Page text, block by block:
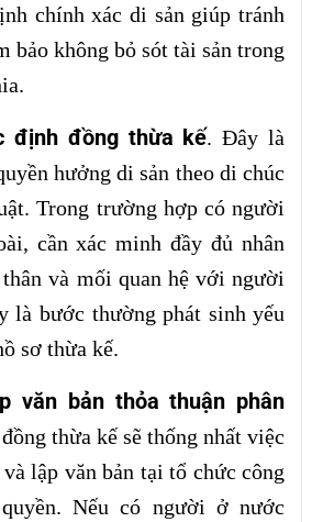
chính xác di sản giúp tránh
bảo không bỏ sót tài sản trong
định đồng thừa kế. Đây là
hưởng di sản theo di chúc
Trong trường hợp có người
cần xác minh đầy đủ nhân
và mối quan hệ với người
là bước thường phát sinh yếu
sơ thừa kế.
văn bản thỏa thuận phân
thừa kế sẽ thống nhất việc
lập văn bản tại tổ chức công
Nếu có người ở nước